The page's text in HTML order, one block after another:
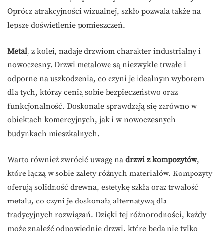
Oprócz atrakcyjności wizualnej, szkło pozwala także na
lepsze doświetlenie pomieszczeń.
Metal, z kolei, nadaje drzwiom charakter industrialny i
nowoczesny. Drzwi metalowe są niezwykle trwałe i
odporne na uszkodzenia, co czyni je idealnym wyborem
dla tych, którzy cenią sobie bezpieczeństwo oraz
funkcjonalność. Doskonale sprawdzają się zarówno w
obiektach komercyjnych, jak i w nowoczesnych
budynkach mieszkalnych.
Warto również zwrócić uwagę na drzwi z kompozytów,
które łączą w sobie zalety różnych materiałów. Kompozyty
oferują solidność drewna, estetykę szkła oraz trwałość
metalu, co czyni je doskonałą alternatywą dla
tradycyjnych rozwiązań. Dzięki tej różnorodności, każdy
może znaleźć odpowiednie drzwi, które będą nie tylko